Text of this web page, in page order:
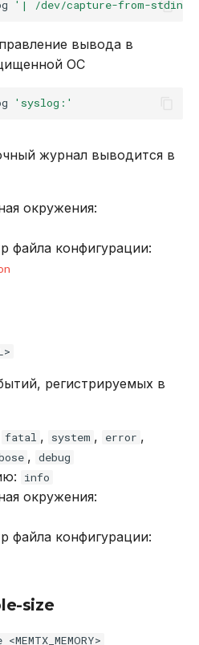
'| /dev/capture-from-stdin'
вывода в
ОС
'syslog:'
журнал выводится в
окружения:
файла конфигурации:
регистрируемых в
fatal , system , error ,
, debug
info
окружения:
файла конфигурации:
size